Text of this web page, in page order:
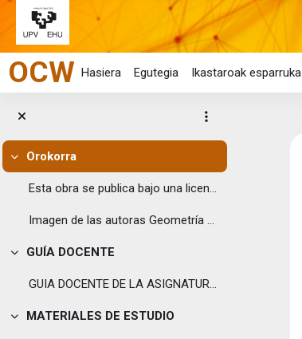
Joan eduki nagusira zuzenean
OCW Hasiera Egutegia Ikastaroak esparruka
Tolestu
Orokorra
Esta obra se publica bajo una licencia Creative ...
Imagen de las autoras Geometría An...
Tolestu
GUÍA DOCENTE
GUIA DOCENTE DE LA ASIGNATURA GEOMETRIA ANALITICA Y DESCRIPTIVA
Tolestu
MATERIALES DE ESTUDIO